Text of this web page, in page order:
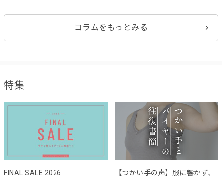
コラムをもっとみる
特集
FINAL SALE 2026
【つかい手の声】服に響かず、